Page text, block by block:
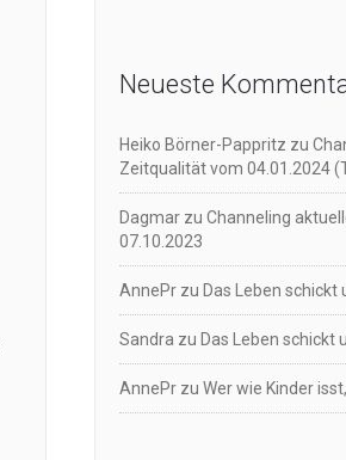
Neueste
Heiko Börner-Pappritz zu
Zeitqualität vom 04.01.2024
Dagmar zu Channeling
07.10.2023
AnnePr zu Das Leben schickt
Sandra zu Das Leben schickt
AnnePr zu Wer wie Kinder